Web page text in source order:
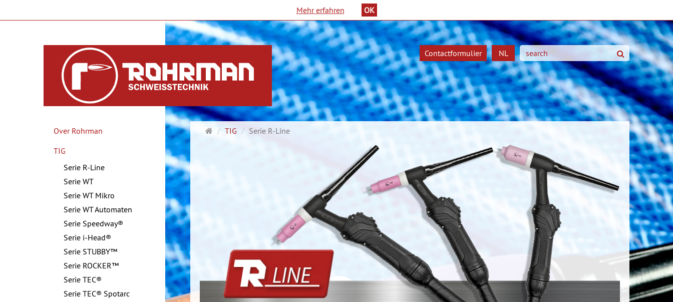
Mehr erfahren OK
Contactformulier NL Zoeken
Startpagina
TIG Serie R-Line
Over Rohrman
TIG
Serie R-Line
Serie WT
Serie WT Mikro
Serie WT Automaten
Serie Speedway®
Serie i-Head®
Serie STUBBY™
Serie ROCKER™
Serie TEC®
Serie TEC® Spotarc